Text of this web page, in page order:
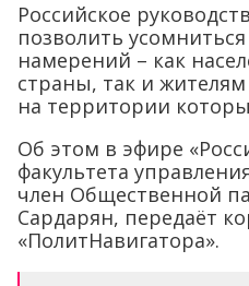
Российское
позволить
намерений – как
страны, так и
на территории
Об этом в эфире
факультета
член Общественной
Сардарян, передаёт
«ПолитНавигатора».